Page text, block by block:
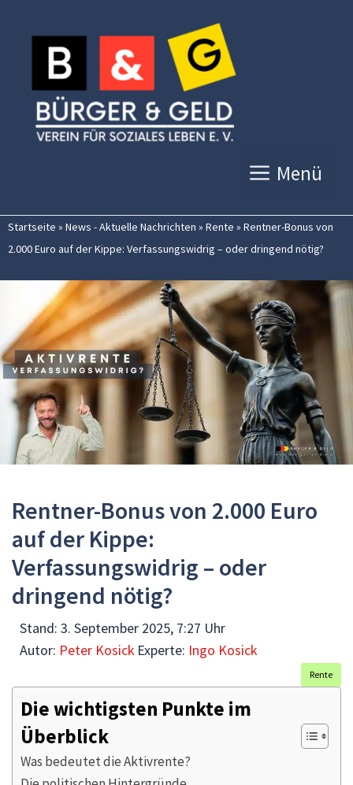
Inhalt
springen
Menü
Startseite » News - Aktuelle Nachrichten » Rente » Rentner-Bonus von
2.000 Euro auf der Kippe: Verfassungswidrig – oder dringend nötig?
Rentner-Bonus von 2.000 Euro
auf der Kippe:
Verfassungswidrig – oder
dringend nötig?
Stand: 3. September 2025, 7:27 Uhr
Autor: Peter Kosick Experte: Ingo Kosick
Rente
Die wichtigsten Punkte im
Überblick
Was bedeutet die Aktivrente?